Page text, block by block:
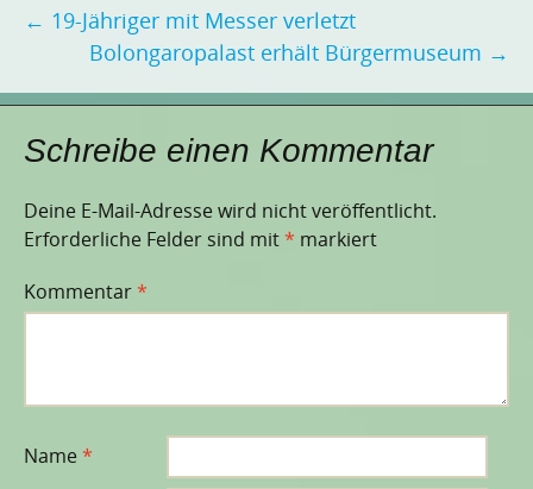
Beitragsnavigation
← 19-Jähriger mit Messer verletzt
Bolongaropalast erhält Bürgermuseum →
Schreibe einen Kommentar
Deine E-Mail-Adresse wird nicht veröffentlicht.
Erforderliche Felder sind mit* markiert
Kommentar*
Name*